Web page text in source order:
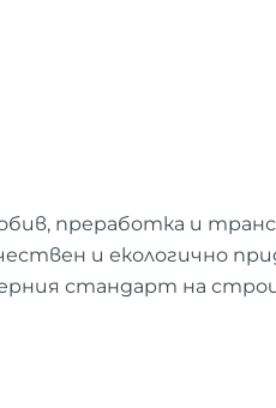
преработка и
и екологично
стандарт на